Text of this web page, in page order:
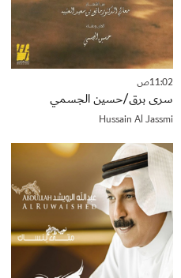
11:02ص
سرى برق/حسين الجسمي
Hussain Al Jassmi